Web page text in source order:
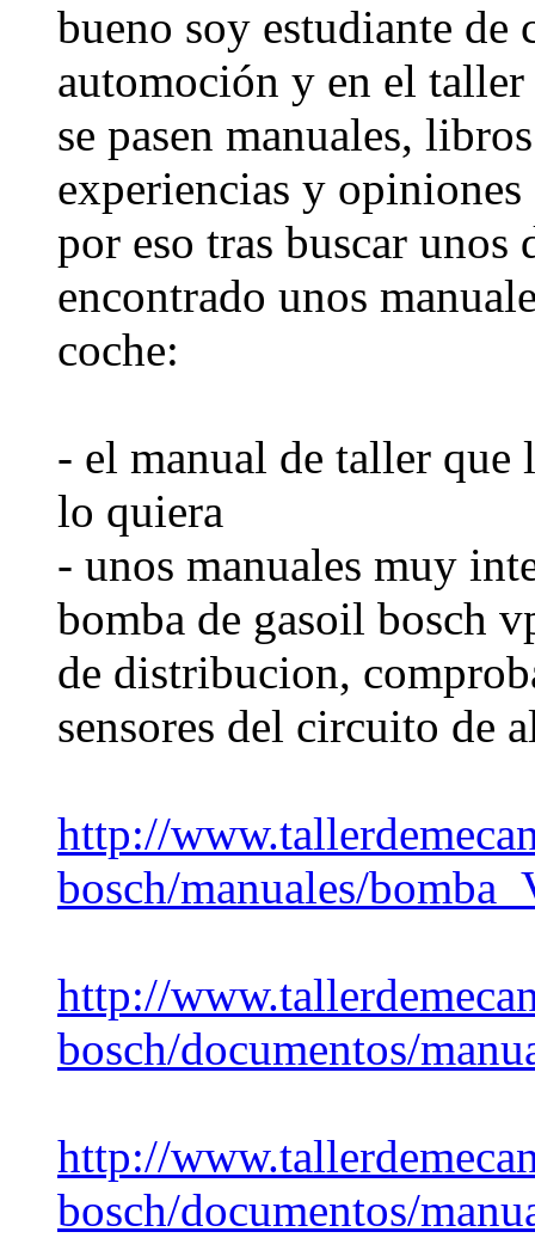
bueno soy estudiante de
automoción y en el taller
se pasen manuales,
experiencias y opiniones
por eso tras buscar unos
encontrado unos
coche:
- el manual de taller que
lo quiera
- unos manuales muy
bomba de gasoil bosch
de distribucion,
sensores del circuito de
http://
bosch/manuales/
http://
bosch/documentos/
http://
bosch/documentos/